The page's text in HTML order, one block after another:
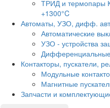
ТРИД и термопары
+1300°C
Автоматы, УЗО, дифф.
Автоматические
УЗО - устройства
Контакторы, пускатели,
Модульные
Магнитные
Запчасти и